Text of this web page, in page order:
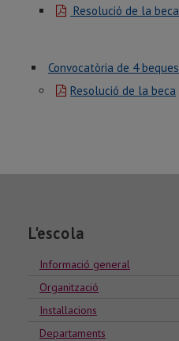
Resolució de la beca
Convocatòria de 4
Resolució de la beca
L'escola
Informació general
Organització
Installacions
Departaments